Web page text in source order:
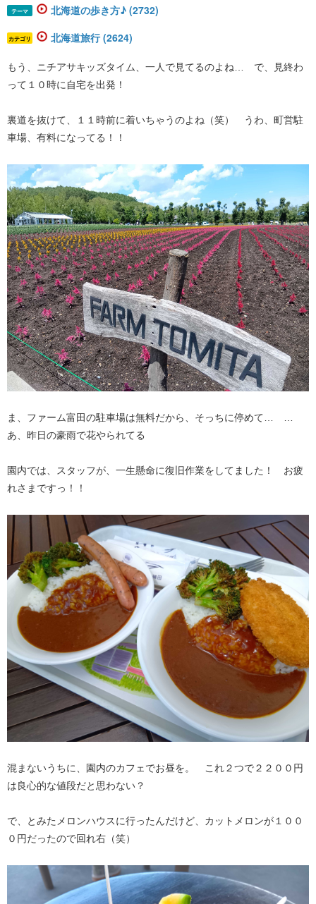
テーマ 北海道の歩き方♪ (2732)
カテゴリ 北海道旅行 (2624)
もう、ニチアサキッズタイム、一人で見てるのよね… で、見終わ
って１０時に自宅を出発！
裏道を抜けて、１１時前に着いちゃうのよね（笑） うわ、町営駐
車場、有料になってる！！
ま、ファーム富田の駐車場は無料だから、そっちに停めて… …
あ、昨日の豪雨で花やられてる
園内では、スタッフが、一生懸命に復旧作業をしてました！ お疲
れさまですっ！！
混まないうちに、園内のカフェでお昼を。 これ２つで２２００円
は良心的な値段だと思わない？
で、とみたメロンハウスに行ったんだけど、カットメロンが１００
０円だったので回れ右（笑）